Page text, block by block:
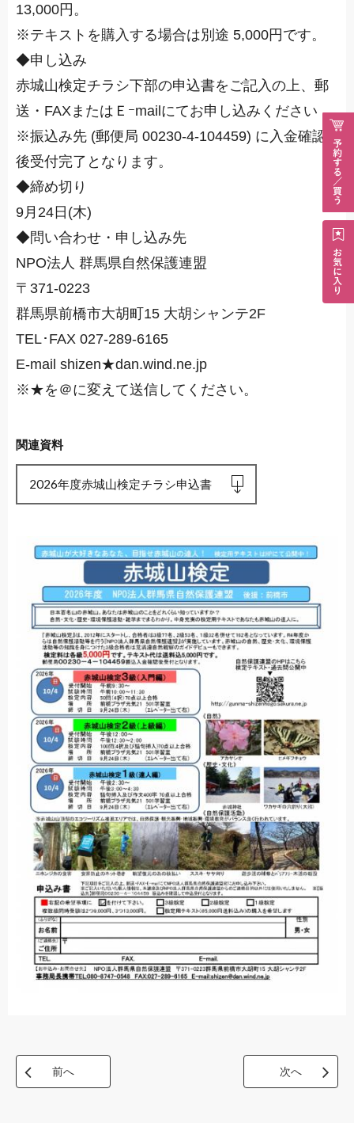
13,000円。
※テキストを購入する場合は別途 5,000円です。
◆申し込み
赤城山検定チラシ下部の申込書をご記入の上、郵
送・FAXまたはＥｰmailにてお申し込みください
※振込み先 (郵便局 00230-4-104459) に入金確認
後受付完了となります。
◆締め切り
9月24日(木)
◆問い合わせ・申し込み先
NPO法人 群馬県自然保護連盟
〒371-0223
群馬県前橋市大胡町15 大胡シャンテ2F
TEL･FAX 027-289-6165
E-mail shizen★dan.wind.ne.jp
※★を＠に変えて送信してください。
関連資料
2026年度赤城山検定チラシ申込書
前へ 次へ